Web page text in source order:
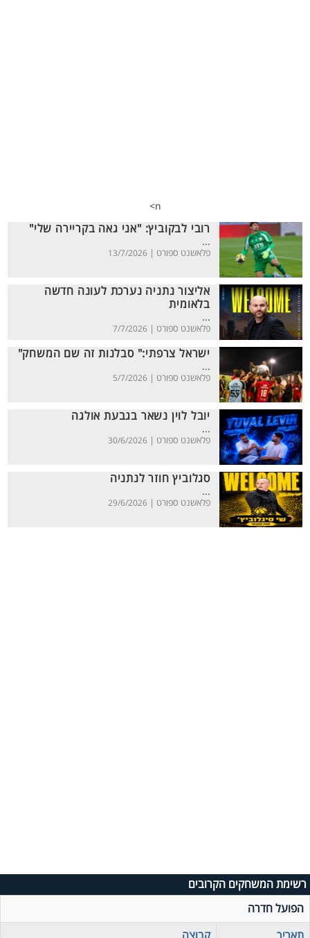
n>
רובי לבקוביץ: "אני גאה בקריירה שלי"
...
פלאשנט ספורט | 13/7/2026
אליצור נתניה נערכת לעונה חדשה
בלאומית
...
פלאשנט ספורט | 7/7/2026
ישראל צרפתי:" סבלנות זה שם המשחק"
...
פלאשנט ספורט | 5/7/2026
יובל לוין נשאר בגבעת אולגה
...
פלאשנט ספורט | 30/6/2026
סגלוביץ חוזר לנתניה
...
פלאשנט ספורט | 29/6/2026
רשימת המשחקים הקרובים
הפועל חדרה